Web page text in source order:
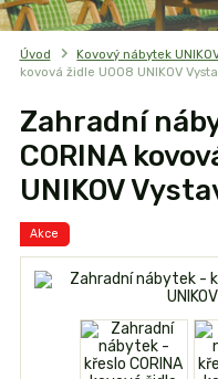
Úvod Kovový nábytek
kovová židle U008 UNIKOV
Zahradní
CORINA
UNIKOV
Akce